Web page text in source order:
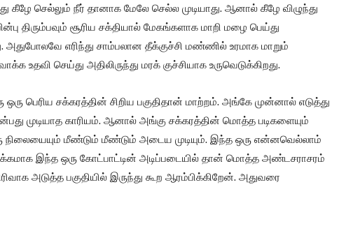
கீழே செல்லும் நீர் தானாக மேலே செல்ல முடியாது. ஆனால் கீழே விழுந்து
திரும்பவும் சூரிய சக்தியால் மேகங்களாக மாறி மழை பெய்து
அதுபோலவே எரிந்து சாம்பலான தீக்குச்சி மண்ணில் உரமாக மாறும்
உதவி செய்து அதிலிருந்து மரக் குச்சியாக உருவெடுக்கிறது.
பெரிய சக்கரத்தின் சிறிய பகுதிதான் மாற்றம். அங்கே முன்னால் எடுத்து
முடியாத காரியம். ஆனால் அங்கு சக்கரத்தின் மொத்த படிகளையும்
நிலையையும் மீண்டும் மீண்டும் அடைய முடியும். இந்த ஒரு என்னவெல்லாம்
இந்த ஒரு கோட்பாட்டின் அடிப்படையில் தான் மொத்த அண்டசராசரம்
அடுத்த பகுதியில் இருந்து கூற ஆரம்பிக்கிறேன். அதுவரை